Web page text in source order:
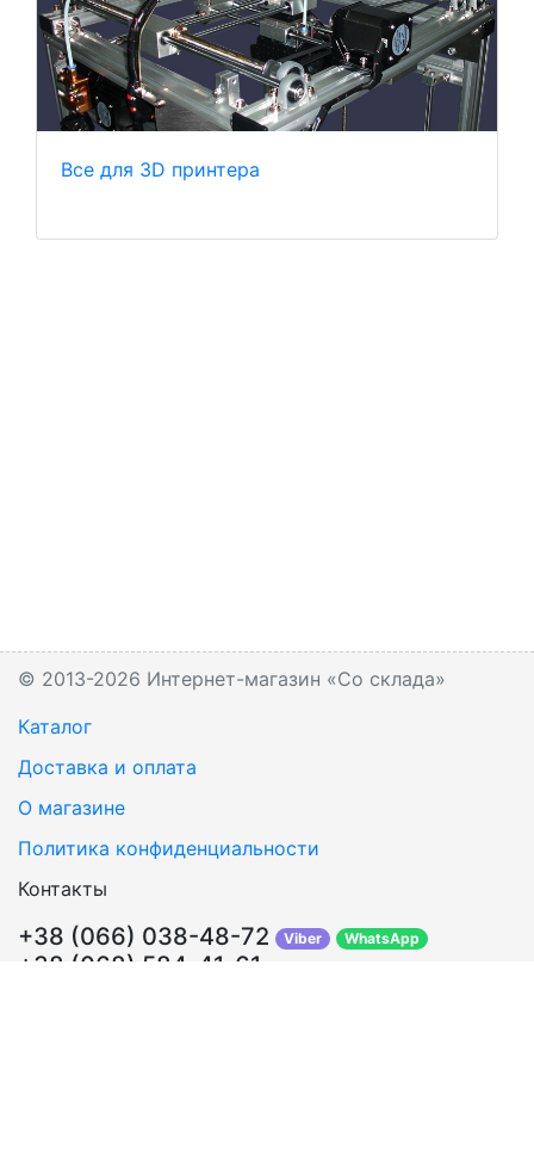
Все для 3D принтера
© 2013-2026 Интернет-магазин «Со склада»
Каталог
Доставка и оплата
О магазине
Политика конфиденциальности
Контакты
+38 (066) 038-48-72 Viber WhatsApp
+38 (068) 584-41-61